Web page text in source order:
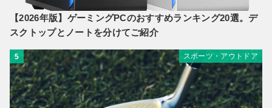
【2026年版】ゲーミングPCのおすすめランキング20選。デ
スクトップとノートを分けてご紹介
5 スポーツ・アウトドア